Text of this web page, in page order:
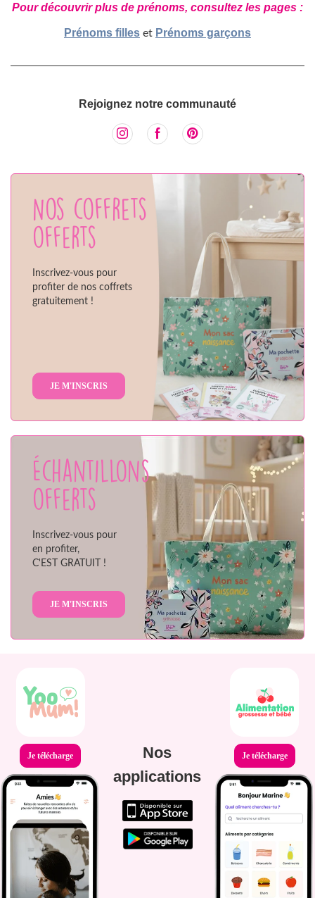
Pour découvrir plus de prénoms, consultez les pages :
Prénoms filles et Prénoms garçons
Rejoignez notre communauté
Nos coffrets
offerts
Inscrivez-vous pour
profiter de nos coffrets
gratuitement !
JE M'INSCRIS
Échantillons
offerts
Inscrivez-vous pour
en profiter,
C'EST GRATUIT !
JE M'INSCRIS
Je télécharge
Nos
applications
Je télécharge